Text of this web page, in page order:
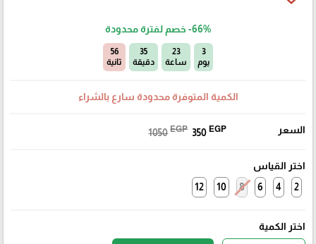
-66% خصم لفترة محدودة
3
يوم
23
ساعة
35
دقيقة
55
ثانية
الكمية المتوفرة محدودة سارع بالشراء
السعر 1050 EGP 350 EGP
اختر القياس
2
4
6
8
10
12
اختر الكمية